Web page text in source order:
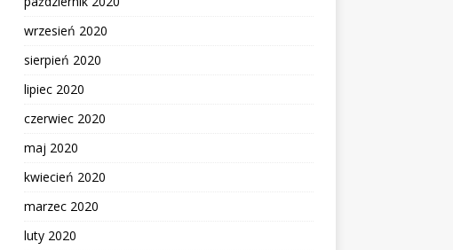
wrzesień 2020
sierpień 2020
lipiec 2020
czerwiec 2020
maj 2020
kwiecień 2020
marzec 2020
luty 2020